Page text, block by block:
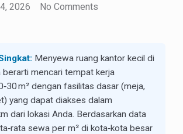
2026 No Comments
Menyewa ruang kantor kecil di
berarti mencari tempat kerja
m² dengan fasilitas dasar (meja,
yang dapat diakses dalam
dari lokasi Anda. Berdasarkan data
sewa per m² di kota‑kota besar